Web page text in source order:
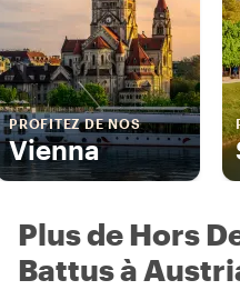
PROFITEZ DE NOS
Vienna
Plus de Hors
Battus à